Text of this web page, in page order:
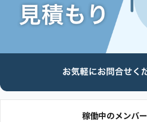
稼働中のメンバー